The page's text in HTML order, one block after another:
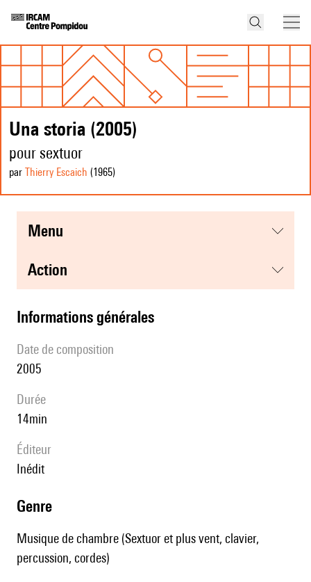
Una storia (2005)
pour sextuor
par Thierry Escaich (1965)
menu
action
informations générales
date de composition
2005
durée
14min
éditeur
Inédit
genre
Musique de chambre (Sextuor et plus vent, clavier,
percussion, cordes)